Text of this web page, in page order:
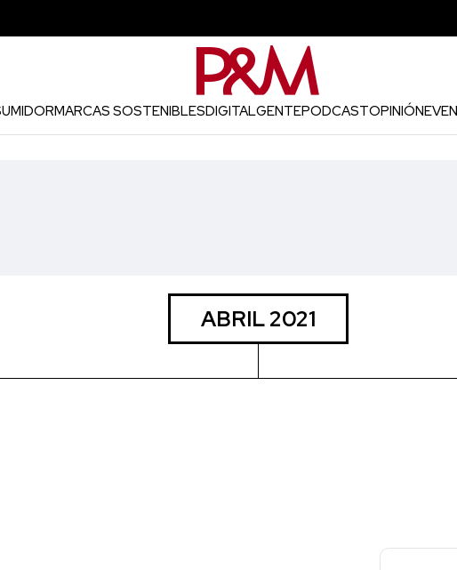
MARCAS SOSTENIBLESDIGITALGENTEPODCASTOPINIÓN
ABRIL 2021